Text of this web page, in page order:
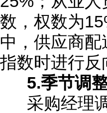
数，权数为
中，供应商
指数时进行反
5.季节调
采购经理调